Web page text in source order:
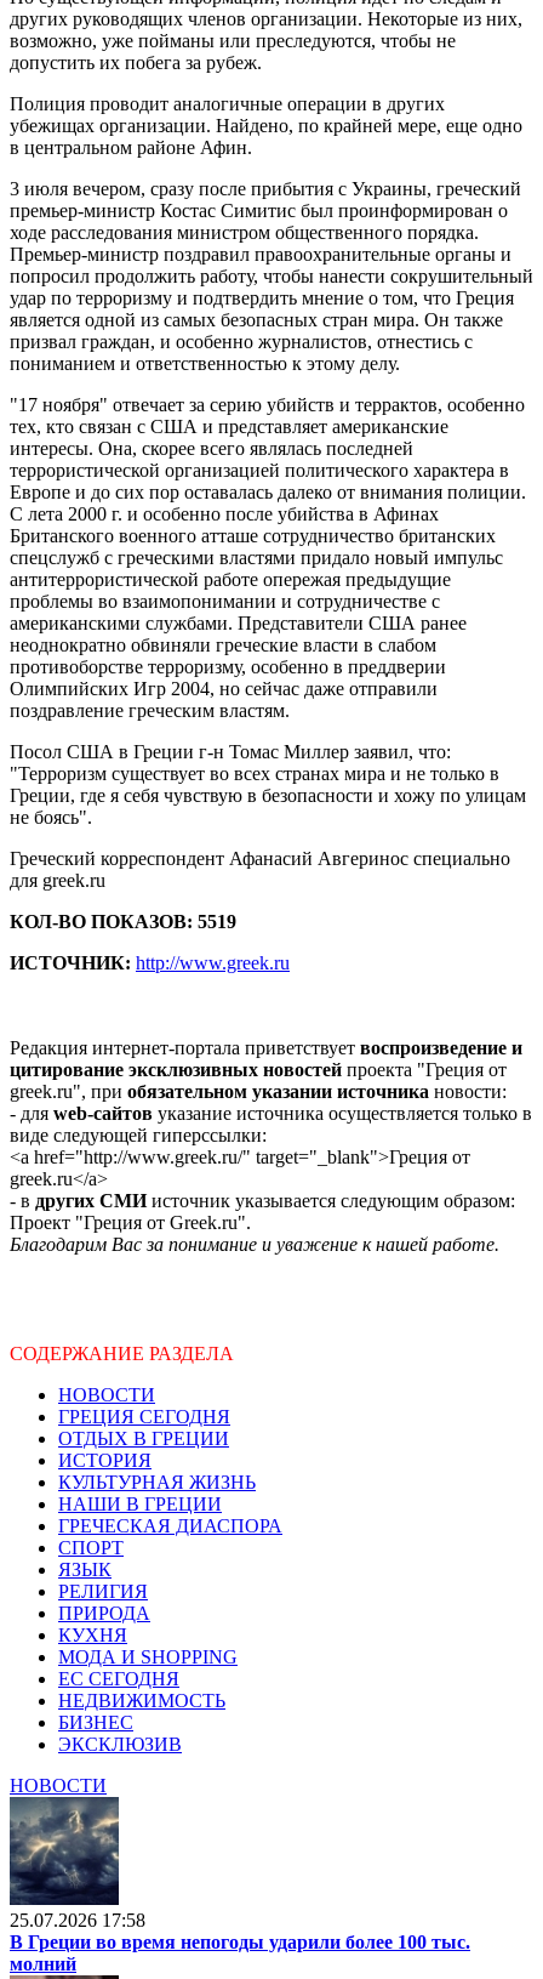
других руководящих членов организации. Некоторые из них,
возможно, уже пойманы или преследуются, чтобы не
допустить их побега за рубеж.
Полиция проводит аналогичные операции в других
убежищах организации. Найдено, по крайней мере, еще одно
в центральном районе Афин.
3 июля вечером, сразу после прибытия с Украины, греческий
премьер-министр Костас Симитис был проинформирован о
ходе расследования министром общественного порядка.
Премьер-министр поздравил правоохранительные органы и
попросил продолжить работу, чтобы нанести сокрушительный
удар по терроризму и подтвердить мнение о том, что Греция
является одной из самых безопасных стран мира. Он также
призвал граждан, и особенно журналистов, отнестись с
пониманием и ответственностью к этому делу.
"17 ноября" отвечает за серию убийств и террактов, особенно
тех, кто связан с США и представляет американские
интересы. Она, скорее всего являлась последней
террористической организацией политического характера в
Европе и до сих пор оставалась далеко от внимания полиции.
С лета 2000 г. и особенно после убийства в Афинах
Британского военного атташе сотрудничество британских
спецслужб с греческими властями придало новый импульс
антитеррористической работе опережая предыдущие
проблемы во взаимопонимании и сотрудничестве с
американскими службами. Представители США ранее
неоднократно обвиняли греческие власти в слабом
противоборстве терроризму, особенно в преддверии
Олимпийских Игр 2004, но сейчас даже отправили
поздравление греческим властям.
Посол США в Греции г-н Томас Миллер заявил, что:
"Терроризм существует во всех странах мира и не только в
Греции, где я себя чувствую в безопасности и хожу по улицам
не боясь".
Греческий корреспондент Афанасий Авгеринос специально
для greek.ru
КОЛ-ВО ПОКАЗОВ: 5519
ИСТОЧНИК: http://www.greek.ru
Редакция интернет-портала приветствует воспроизведение и
цитирование эксклюзивных новостей проекта "Греция от
greek.ru", при обязательном указании источника новости:
- для web-сайтов указание источника осуществляется только в
виде следующей гиперссылки:
<a href="http://www.greek.ru/" target="_blank">Греция от
greek.ru</a>
- в других СМИисточник указывается следующим образом:
Проект "Греция от Greek.ru".
Благодарим Вас за понимание и уважение к нашей работе.
СОДЕРЖАНИЕ РАЗДЕЛА
НОВОСТИ
ГРЕЦИЯ СЕГОДНЯ
ОТДЫХ В ГРЕЦИИ
ИСТОРИЯ
КУЛЬТУРНАЯ ЖИЗНЬ
НАШИ В ГРЕЦИИ
ГРЕЧЕСКАЯ ДИАСПОРА
СПОРТ
ЯЗЫК
РЕЛИГИЯ
ПРИРОДА
КУХНЯ
МОДА И SHOPPING
ЕС СЕГОДНЯ
НЕДВИЖИМОСТЬ
БИЗНЕС
ЭКСКЛЮЗИВ
НОВОСТИ
25.07.2026 17:58
В Греции во время непогоды ударили более 100 тыс.
молний